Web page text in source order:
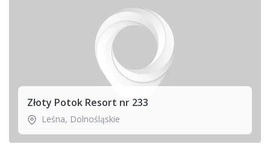
Złoty Potok Resort nr 233
Leśna, Dolnośląskie